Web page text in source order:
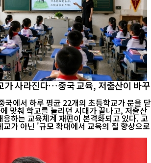
가 사라진다…중국 교육, 저출산이 바꾸
국에서 하루 평균 22개의 초등학교가 문을 닫
맞춰 학교를 늘리던 시대가 끝나고, 저출산
하는 교육체계 재편이 본격화되고 있다. 교
가 아닌 '규모 확대에서 교육의 질 향상으로